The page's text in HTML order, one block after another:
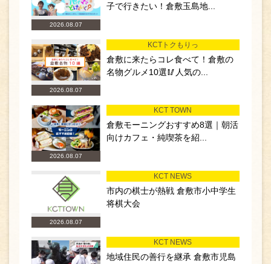
2026.08.07
子で行きたい！倉敷玉島地...
2026.08.07
KCTトクもりっ
倉敷に来たらコレ食べて！倉敷の
名物グルメ10選🥢人気の...
2026.08.07
KCT TOWN
倉敷モーニングおすすめ8選｜朝活
向けカフェ・純喫茶を紹...
2026.08.07
KCT NEWS
市内の棋士が熱戦 倉敷市小中学生
将棋大会
KCT NEWS
地域住民の善行を継承 倉敷市児島